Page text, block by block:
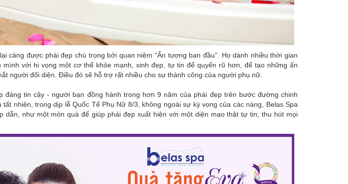
càng được phái đẹp chú trọng bởi quan niệm “Ấn tượng ban đầu”. Họ dành nhiều thời gian
mình với hi vọng một cơ thể khỏe mạnh, xinh đẹp, tự tin để quyến rũ hơn, để tạo những ấn
người đối diện. Điều đó sẽ hỗ trợ rất nhiều cho sự thành công của người phụ nữ.
đáng tin cậy - người bạn đồng hành trong hơn 9 năm của phái đẹp trên bước đường chinh
nhiên, trong dịp lễ Quốc Tế Phụ Nữ 8/3, không ngoài sự kỳ vọng của các nàng, Belas Spa
dẫn, như một món quà để giúp phái đẹp xuất hiện với một diện mạo thật tự tin, thu hút mọi